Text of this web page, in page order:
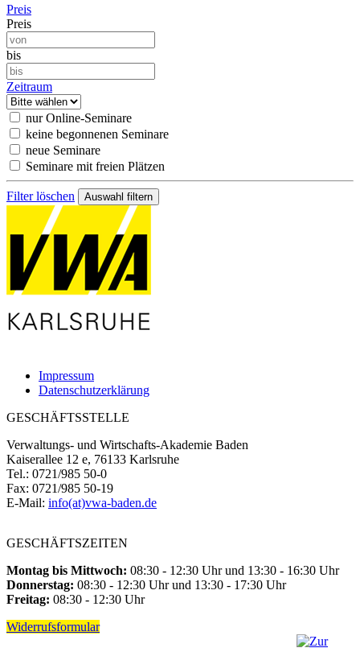
Preis
Preis
bis
Zeitraum
nur Online-Seminare
keine begonnenen Seminare
neue Seminare
Seminare mit freien Plätzen
Filter löschen
Impressum
Datenschutzerklärung
GESCHÄFTSSTELLE
Verwaltungs- und Wirtschafts-Akademie Baden
Kaiserallee 12 e, 76133 Karlsruhe
Tel.: 0721/985 50-0
Fax: 0721/985 50-19
E-Mail: info(at)vwa-baden.de
GESCHÄFTSZEITEN
Montag bis Mittwoch: 08:30 - 12:30 Uhr und 13:30 - 16:30 Uhr
Donnerstag: 08:30 - 12:30 Uhr und 13:30 - 17:30 Uhr
Freitag: 08:30 - 12:30 Uhr
Widerrufsformular